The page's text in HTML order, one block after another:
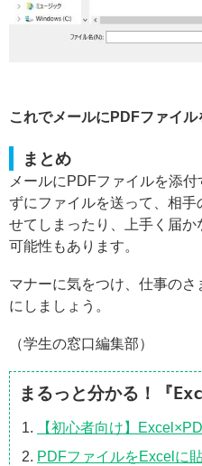
これでメールにPDFファイル
まとめ
メールにPDFファイルを添
ずにファイルを送って、相
せてしまったり、上手く届
可能性もあります。
マナーに気をつけ、仕事の
にしましょう。
（学生の窓口編集部）
まるっと分かる！『
【初心者向け】
PDFファイルをExcelに